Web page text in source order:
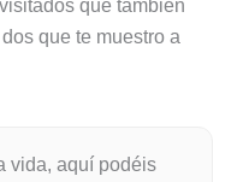
que también
que te muestro a
vida, aquí podéis